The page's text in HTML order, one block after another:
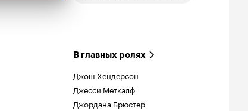
В главных ролях
Джош Хендерсон
Джесси Меткалф
Джордана Брюстер